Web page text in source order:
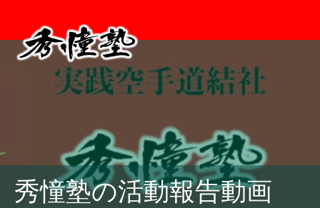
秀憧塾の活動報告動画